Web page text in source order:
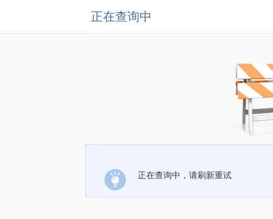
正在查询中
正在查询中，请刷新重试